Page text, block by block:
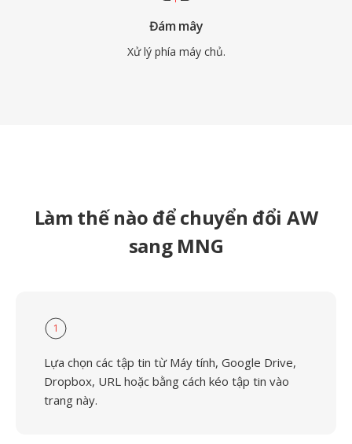
Đám mây
Xử lý phía máy chủ.
Làm thế nào để chuyển đổi AW
sang MNG
1
Lựa chọn các tập tin từ Máy tính, Google Drive,
Dropbox, URL hoặc bằng cách kéo tập tin vào
trang này.